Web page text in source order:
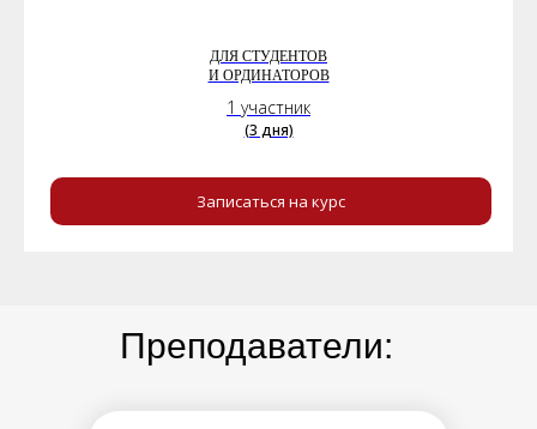
ДЛЯ СТУДЕНТОВ
И ОРДИНАТОРОВ
1 участник
(3 дня)
Записаться на курс
Преподаватели:
орден талантов